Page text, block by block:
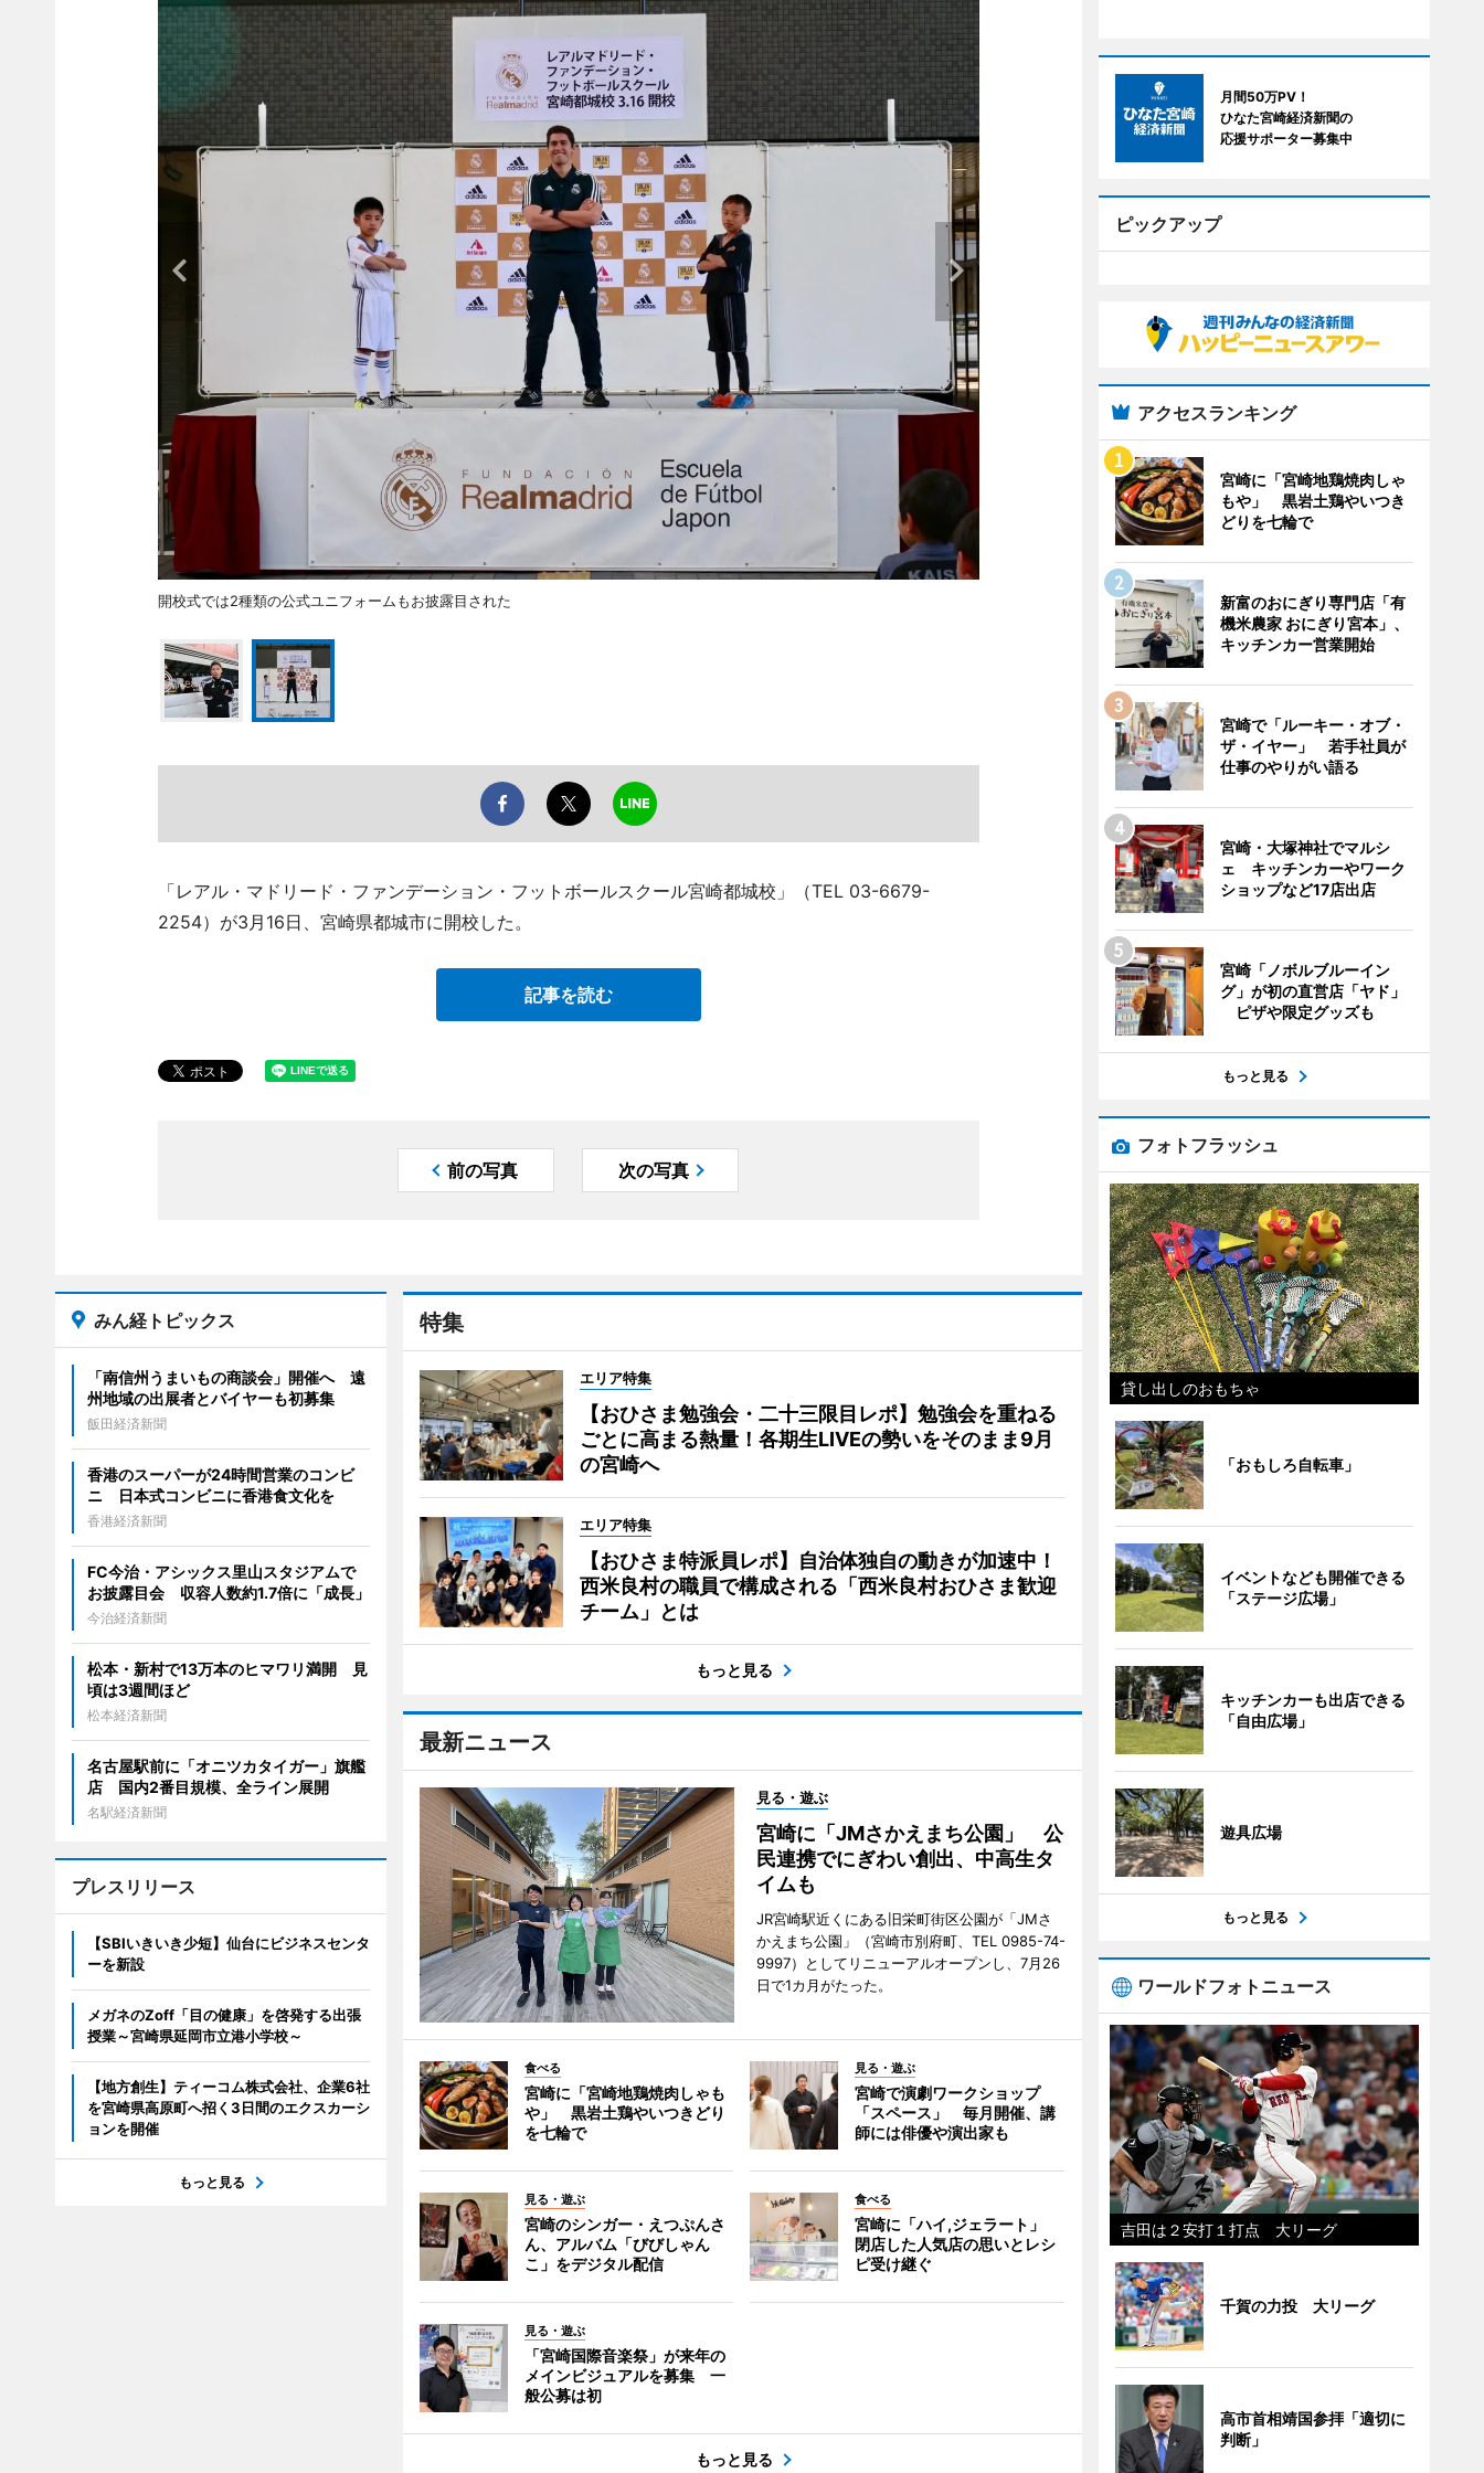
開校式では2種類の公式ユニフォームもお披露目された
「レアル・マドリード・ファンデーション・フットボールスクール宮崎都城校」（TEL 03-6679-
2254）が3月16日、宮崎県都城市に開校した。
記事を読む
前の写真 次の写真
特集
エリア特集
【おひさま勉強会・二十三限目レポ】勉強会を重ねる
ごとに高まる熱量！各期生LIVEの勢いをそのまま9月
の宮崎へ
エリア特集
【おひさま特派員レポ】自治体独自の動きが加速中！
西米良村の職員で構成される「西米良村おひさま歓迎
チーム」とは
もっと見る
最新ニュース
見る・遊ぶ
宮崎に「JMさかえまち公園」 公
民連携でにぎわい創出、中高生タ
イムも
JR宮崎駅近くにある旧栄町街区公園が「JMさ
かえまち公園」（宮崎市別府町、TEL 0985-74-
9997）としてリニューアルオープンし、7月26
日で1カ月がたった。
食べる
宮崎に「宮崎地鶏焼肉しゃも
や」 黒岩土鶏やいつきどり
を七輪で
見る・遊ぶ
宮崎で演劇ワークショップ
「スペース」 毎月開催、講
師には俳優や演出家も
見る・遊ぶ
宮崎のシンガー・えつぷんさ
ん、アルバム「びびしゃん
こ」をデジタル配信
食べる
宮崎に「ハイ,ジェラート」
閉店した人気店の思いとレシ
ピ受け継ぐ
見る・遊ぶ
「宮崎国際音楽祭」が来年の
メインビジュアルを募集 一
般公募は初
もっと見る
みん経トピックス
「南信州うまいもの商談会」開催へ 遠
州地域の出展者とバイヤーも初募集
飯田経済新聞
香港のスーパーが24時間営業のコンビ
ニ 日本式コンビニに香港食文化を
香港経済新聞
FC今治・アシックス里山スタジアムで
お披露目会 収容人数約1.7倍に「成長」
今治経済新聞
松本・新村で13万本のヒマワリ満開 見
頃は3週間ほど
松本経済新聞
名古屋駅前に「オニツカタイガー」旗艦
店 国内2番目規模、全ライン展開
名駅経済新聞
プレスリリース
【SBIいきいき少短】仙台にビジネスセンタ
ーを新設
メガネのZoff「目の健康」を啓発する出張
授業～宮崎県延岡市立港小学校～
【地方創生】ティーコム株式会社、企業6社
を宮崎県高原町へ招く3日間のエクスカーシ
ョンを開催
もっと見る
月間50万PV！
ひなた宮崎経済新聞の
応援サポーター募集中
ピックアップ
アクセスランキング
宮崎に「宮崎地鶏焼肉しゃ
もや」 黒岩土鶏やいつき
どりを七輪で
新富のおにぎり専門店「有
機米農家 おにぎり宮本」、
キッチンカー営業開始
宮崎で「ルーキー・オブ・
ザ・イヤー」 若手社員が
仕事のやりがい語る
宮崎・大塚神社でマルシ
ェ キッチンカーやワーク
ショップなど17店出店
宮崎「ノボルブルーイン
グ」が初の直営店「ヤド」
ピザや限定グッズも
もっと見る
フォトフラッシュ
貸し出しのおもちゃ
「おもしろ自転車」
イベントなども開催できる
「ステージ広場」
キッチンカーも出店できる
「自由広場」
遊具広場
もっと見る
ワールドフォトニュース
吉田は２安打１打点 大リーグ
千賀の力投 大リーグ
高市首相靖国参拝「適切に
判断」